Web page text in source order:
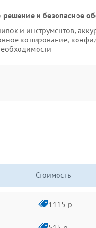
и безопасное
и инструментов,
копирование,
Стоимость
1115 р